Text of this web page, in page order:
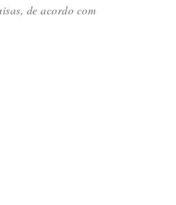
de acordo com